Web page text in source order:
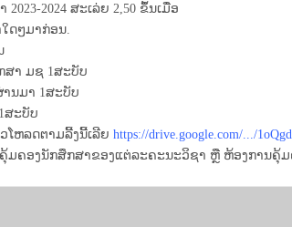
2024 ສະເລ່ຍ 2,50 ຂຶ້ນເມື່ອ
ດໆມາກ່ອນ.
ສາ ມຊ 1ສະບັບ
ນມາ 1ສະບັບ
ສະບັບ
ຫລດຕາມລີ້ງນີ້ເລີຍ https://drive.google.com/.../
ມຄອງນັກສຶກສາຂອງແຕ່ລະຄະນະວິຊາ ຫຼື ຫ້ອງການຄຸ້